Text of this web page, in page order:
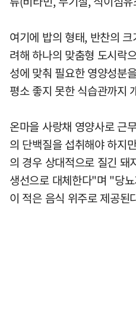
여기에 밥의 형태, 반찬의
려해 하나의 맞춤형 도시락
성에 맞춰 필요한 영양성분
평소 좋지 못한 식습관까지
온마을 사랑채 영양사로 근
의 단백질을 섭취해야 하지
의 경우 상대적으로 질긴 돼
생선으로 대체한다"며 "당
이 적은 음식 위주로 제공된